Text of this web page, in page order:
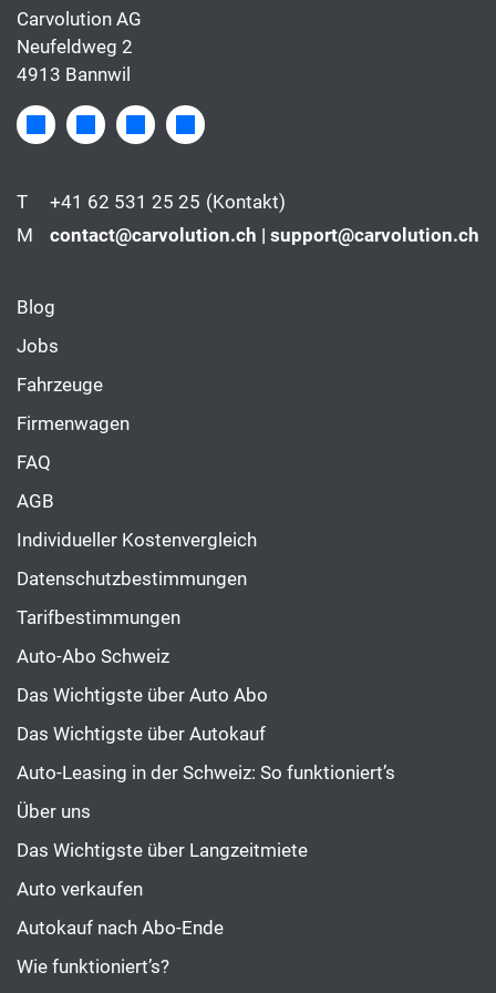
Carvolution AG
Neufeldweg 2
4913 Bannwil
T +41 62 531 25 25 (Kontakt)
M
contact@carvolution.ch | support@carvolution.ch
Blog
Jobs
Fahrzeuge
Firmenwagen
FAQ
AGB
Individueller Kostenvergleich
Datenschutzbestimmungen
Tarifbestimmungen
Auto-Abo Schweiz
Das Wichtigste über Auto Abo
Das Wichtigste über Autokauf
Auto-Leasing in der Schweiz: So funktioniert’s
Über uns
Das Wichtigste über Langzeitmiete
Auto verkaufen
Autokauf nach Abo-Ende
Wie funktioniert’s?